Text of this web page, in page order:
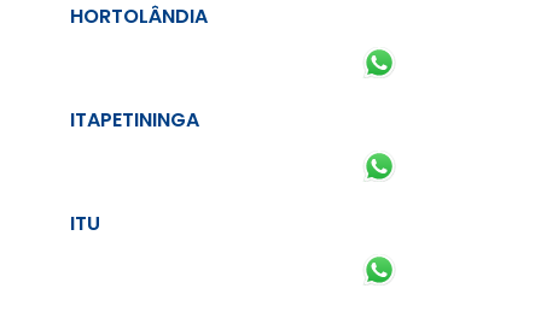
HORTOLÂNDIA
ITAPETININGA
ITU